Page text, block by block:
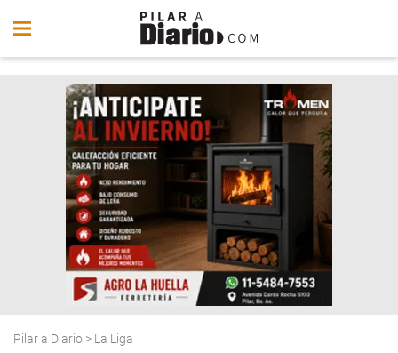
Pilar a Diario > La Liga